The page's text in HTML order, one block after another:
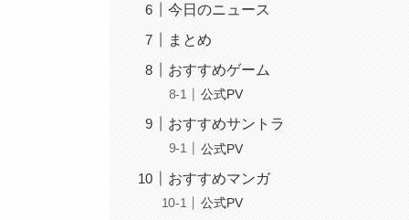
今日のニュース
まとめ
おすすめゲーム
公式PV
おすすめサントラ
公式PV
おすすめマンガ
公式PV